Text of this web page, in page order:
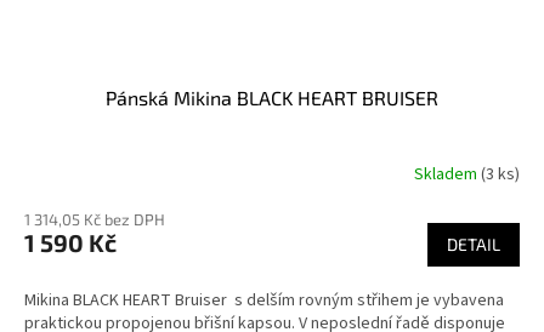
Pánská Mikina BLACK HEART BRUISER
produktu
je
z
5
Skladem(3 ks)
1 314,05 Kč bez DPH
1 590 Kč DETAIL
Mikina BLACK HEART Bruiser s delším rovným střihem je vybavena
praktickou propojenou břišní kapsou. V neposlední řadě disponuje